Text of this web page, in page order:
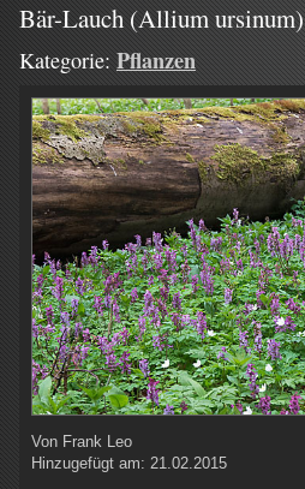
Bär-Lauch (Allium ursinum)
Kategorie: Pflanzen
Von Frank Leo
Hinzugefügt am: 21.02.2015